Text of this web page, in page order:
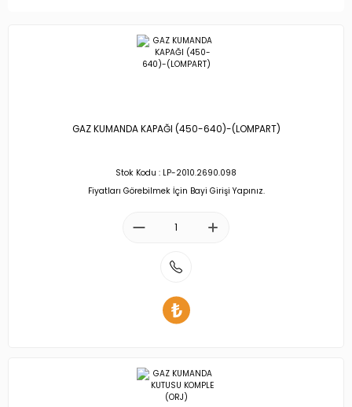
GAZ KUMANDA KAPAĞI (450-640)-(LOMPART)
Stok Kodu : LP-2010.2690.098
Fiyatları Görebilmek İçin Bayi Girişi Yapınız.